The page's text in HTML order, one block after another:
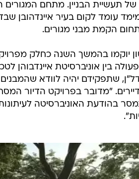
תעשיית הבניין. מתחם המגורים
עומד לקום בעיר איינדהובן
הקמת מבני מגורים.
בין אוניברסיטת איינדבוהן
שתפקידם יהיה לוודא שהמבנים
"מדובר בפרויקט הדיור
בהודעת האוניברסיטה